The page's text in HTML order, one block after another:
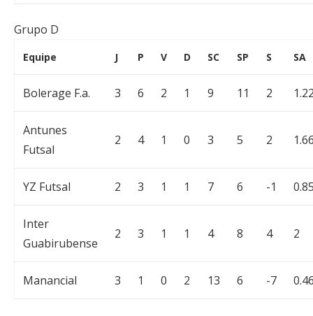
Grupo D
Equipe J P V D SC SP S SA
Bolerage F.a. 3 6 2 1 9 11 2
Antunes
Futsal
2 4 1 0 3 5 2
YZ Futsal 2 3 1 1 7 6 -1
Inter
Guabirubense
2 3 1 1 4 8 4 2
Manancial 3 1 0 2 13 6 -7